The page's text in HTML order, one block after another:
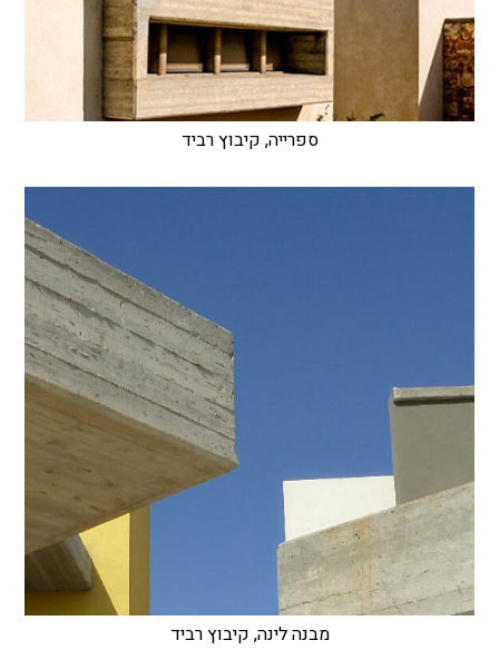
ספרייה, קיבוץ רביד
מבנה לינה, קיבוץ רביד